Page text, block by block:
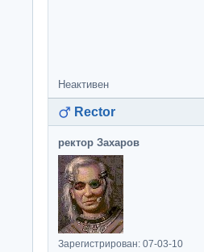
Неактивен
Rector
ректор Захаров
Зарегистрирован: 07-03-10